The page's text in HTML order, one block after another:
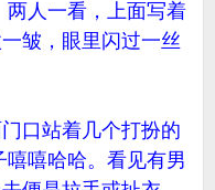
人一看，上面写着
皱，眼里闪过一丝
口站着几个打扮的
嘻哈哈。看见有男